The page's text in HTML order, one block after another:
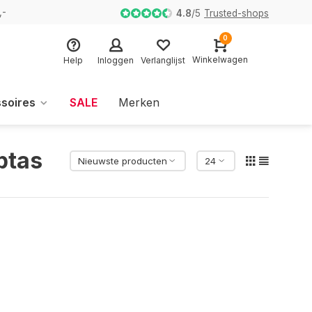
4.8/5 Trusted-shops
Help Inloggen Verlanglijst
0
Winkelwagen
SALE Merken